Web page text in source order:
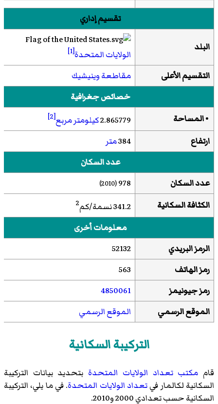
تقسيم إداري
البلد
الولايات المتحدة[1]
التقسيم الأعلى
مقاطعة وينيشيك
خصائص جغرافية
• المساحة
2.865779كيلومتر مربع[2]
ارتفاع 384متر
عدد السكان
عدد السكان
978
(2010)
الكثافة السكانية 341.2 نسمة/كم 2
معلومات أخرى
الرمز البريدي
52132
رمز الهاتف
563
رمز جيونيمز
4850061
الموقع الرسمي
الموقع الرسمي
التركيبة السكانية
قام مكتب تعداد الولايات المتحدة بتحديد بيانات التركيبة
السكانية لكالمار فيتعداد الولايات المتحدة. في ما يلي، التركيبة
السكانية حسب تعدادي 2000 و2010.